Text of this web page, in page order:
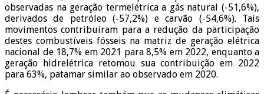
observadas na geração termelétrica a gás natural (-51,6%),
derivados de petróleo (-57,2%) e carvão (-54,6%). Tais
movimentos contribuíram para a redução da participação
destes combustíveis fósseis na matriz de geração elétrica
nacional de 18,7% em 2021 para 8,5% em 2022, enquanto a
geração hidrelétrica retomou sua contribuição em 2022
para 63%, patamar similar ao observado em 2020.